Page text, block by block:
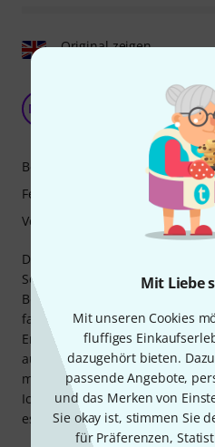
Mit Liebe
Mit unseren Cookies
fluffiges
dazugehört bieten.
passende Angebote,
und das Merken von
Sie okay ist, stimmen Sie
für Präferenzen,
Original zeigen
MM
Anders als alle
ausprobiert habe
MaQUINA
Dieses Modul ist absolut
Sound an beliebiger Stelle im
Bewegung dann per CV-
fantastisch. Damit lassen sich
Ergebnisse erzielen. Der
auffällt, ist, dass es eine Gain-
mag keine zu hohen Pegel,
Ich weiß noch nicht genau, wie
es wird definitiv im Rack
Bedienung
Features
Verarbeitung